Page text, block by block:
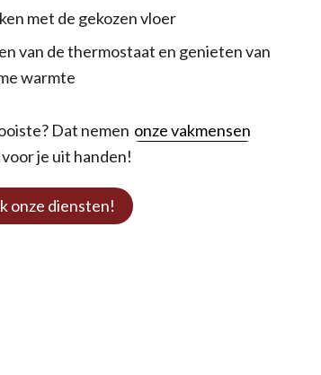
met de gekozen vloer
van de thermostaat en genieten van
warmte
Dat nemen onze vakmensen
je uit handen!
onze diensten!